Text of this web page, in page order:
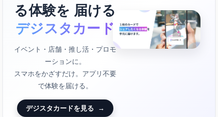
る体験を 届ける
デジスタカード
イベント・店舗・推し活・プロモ
ーションに。
スマホをかざすだけ。アプリ不要
で体験を届ける。
デジスタカードを見る →